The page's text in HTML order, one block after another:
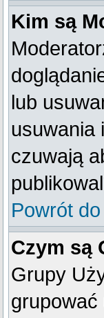
Kim są
lub
usuwania
czuwają
Powrót
Czym są
Grupy